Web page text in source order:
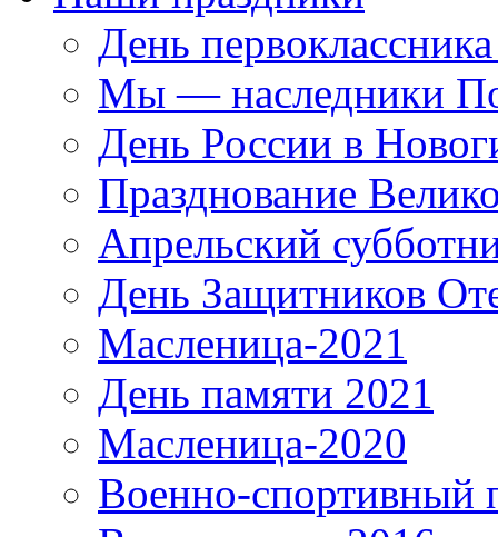
День
Мы — наследники
День России в
Празднование
Апрельский
День Защитников
Масленица-2021
День памяти 2021
Масленица-2020
Военно-спортивный